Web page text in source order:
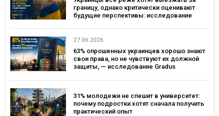
границу, однако критически оценивают
будущие перспективы: исследование
27.06.2026
63% опрошенных украинцев хорошо знают
свои права, но не чувствуют их должной
защиты, — исследование Gradus
31% молодежи не спешит в университет:
почему подростки хотят сначала получить
практический опыт